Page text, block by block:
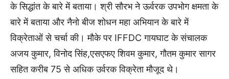
के सिद्धांत के बारे में बताया। श्री सौरभ ने ऊर्वरक उपभोग क्षमता के
बारे में बताया और नैनो बीज शोधन महा अभियान के बारे में
विक्रेताओं से चर्चा की। मौके पर IFFDC गायघाट के संचालक
अजय कुमार, विनोद सिंह,एसएफए शिवम कुमार, गौतम कुमार सागर
सहित करीब 75 से अधिक उर्वरक विक्रेता मौजूद थे।